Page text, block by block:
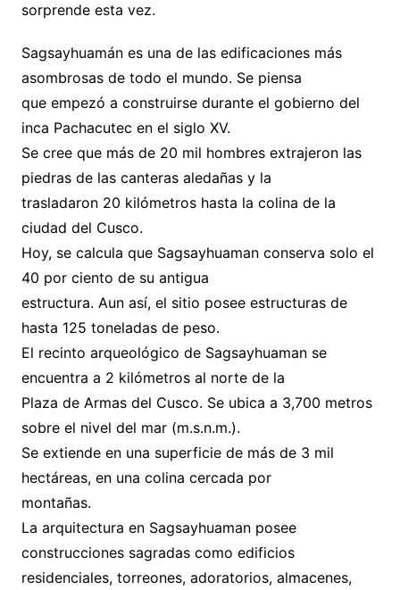
sorprende esta vez.
Sagsayhuamán es una de las edificaciones más
asombrosas de todo el mundo. Se piensa
que empezó a construirse durante el gobierno del
inca Pachacutec en el siglo XV.
Se cree que más de 20 mil hombres extrajeron las
piedras de las canteras aledañas y la
trasladaron 20 kilómetros hasta la colina de la
ciudad del Cusco.
Hoy, se calcula que Sagsayhuaman conserva solo el
40 por ciento de su antigua
estructura. Aun así, el sitio posee estructuras de
hasta 125 toneladas de peso.
El recinto arqueológico de Sagsayhuaman se
encuentra a 2 kilómetros al norte de la
Plaza de Armas del Cusco. Se ubica a 3,700 metros
sobre el nivel del mar (m.s.n.m.).
Se extiende en una superficie de más de 3 mil
hectáreas, en una colina cercada por
montañas.
La arquitectura en Sagsayhuaman posee
construcciones sagradas como edificios
residenciales, torreones, adoratorios, almacenes,